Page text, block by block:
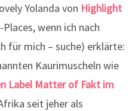
Yolanda von Highlight
wenn ich nach
für mich – suche) erklärte:
Kaurimuscheln wie
Label Matter of Fakt im
seit jeher als